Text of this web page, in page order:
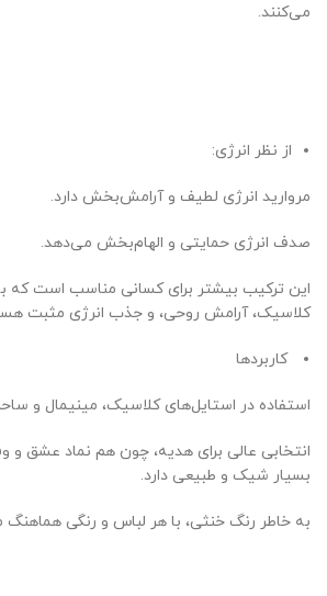
می‌کنند.
از نظر انرژی:
مروارید انرژی لطیف و آرامش‌بخش دارد.
صدف انرژی حمایتی و الهام‌بخش می‌دهد.
این ترکیب بیشتر برای کسانی مناسب است که
کلاسیک، آرامش روحی، و جذب انرژی مثبت
کاربردها
استفاده در استایل‌های کلاسیک، مینیمال و
انتخابی عالی برای هدیه، چون هم نماد عشق و
بسیار شیک و طبیعی دارد.
به خاطر رنگ خنثی، با هر لباس و رنگی